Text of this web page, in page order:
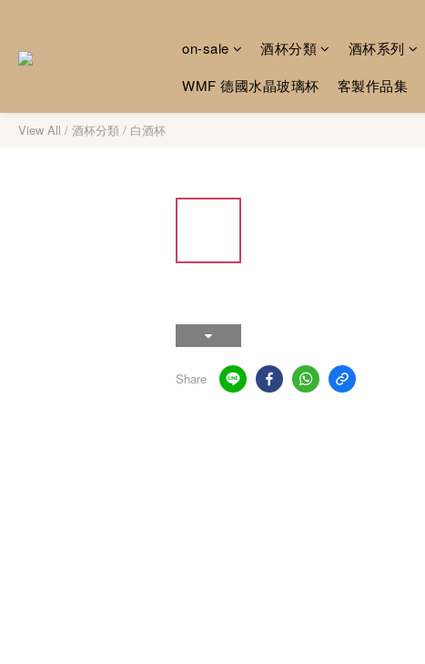
on-sale 酒杯分類 酒杯系列
WMF 德國水晶玻璃杯
客製作品集
View All / 酒杯分類 / 白酒杯
Share